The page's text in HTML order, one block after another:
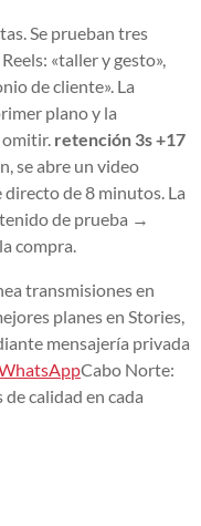
Se prueban tres
«taller y gesto»,
de cliente». La
plano y la
omitir. retención 3s +17
se abre un video
de 8 minutos. La
de prueba →
compra.
transmisiones en
planes en Stories,
mensajería privada
Cabo Norte:
calidad en cada